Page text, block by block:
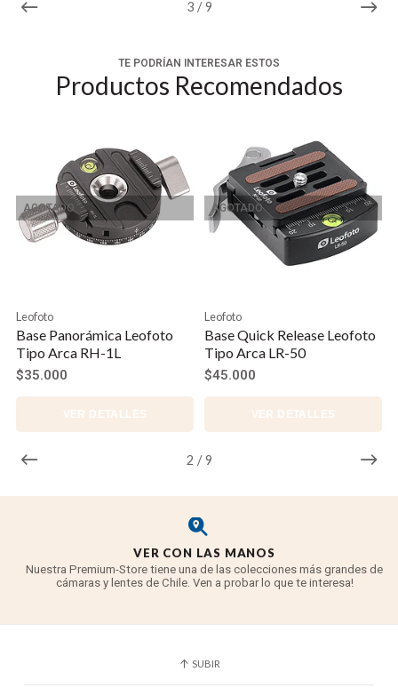
3 / 9
TE PODRÍAN INTERESAR ESTOS
Productos Recomendados
2 / 9
AGOTADO
Leofoto
Base Panorámica Leofoto
Tipo Arca RH-1L
$35.000
VER DETALLES
AGOTADO
Leofoto
Base Quick Release Leofoto
Tipo Arca LR-50
$45.000
VER DETALLES
VER CON LAS MANOS
Nuestra Premium-Store tiene una de las colecciones más grandes de
cámaras y lentes de Chile. Ven a probar lo que te interesa!
SUBIR